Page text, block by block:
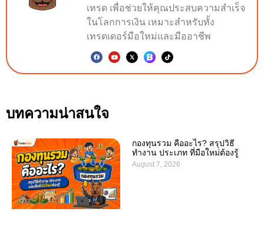
เทรด เพื่อช่วยให้คุณประสบความสำเร็จ
ในโลกการเงิน เหมาะสำหรับทั้ง
เทรดเดอร์มือใหม่และมืออาชีพ
บทความน่าสนใจ
กองทุนรวม คืออะไร? สรุปวิธี
ทำงาน ประเภท ที่มือใหม่ต้องรู้
August 7, 2026